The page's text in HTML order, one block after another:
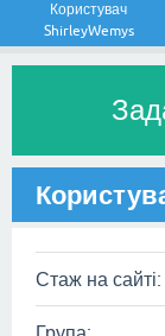
Користувач
ShirleyWemys
Стаж на сайті: